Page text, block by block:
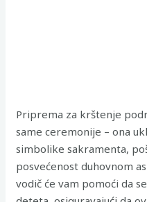
Priprema za krštenje
same ceremonije – ona
simbolike sakramenta,
posvećenost duhovnom
vodič će vam pomoći da